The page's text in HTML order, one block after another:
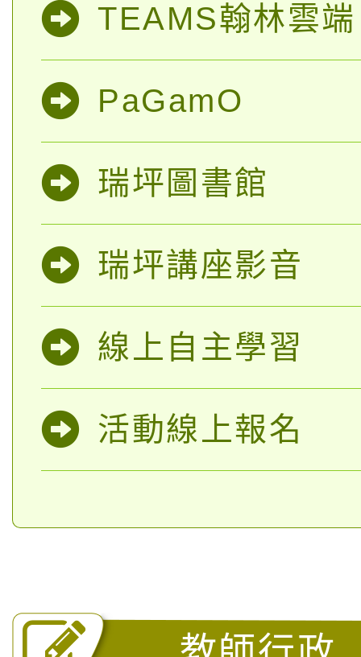
TEAMS翰林雲
PaGamO
瑞坪圖書館
瑞坪講座影音
線上自主學習
活動線上報名